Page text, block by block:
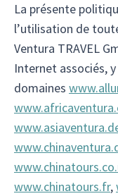
La présente
l’utilisation de
Ventura TRAVEL
Internet associés,
domaines
www.chinatours.fr,